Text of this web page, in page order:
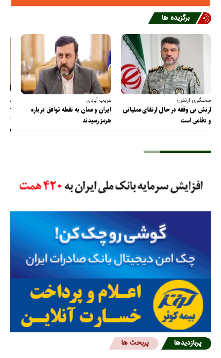
برگزیده ها
سخنگوی ارتش؛
ارتش بی وقفه در حال ارتقای عملیاتی
و دفاعی است
غریب آبادی:
ایران و عمان به نقطه توافق درباره
هرمز رسیدند
عضو
را
پربازدیدها پربحث ها